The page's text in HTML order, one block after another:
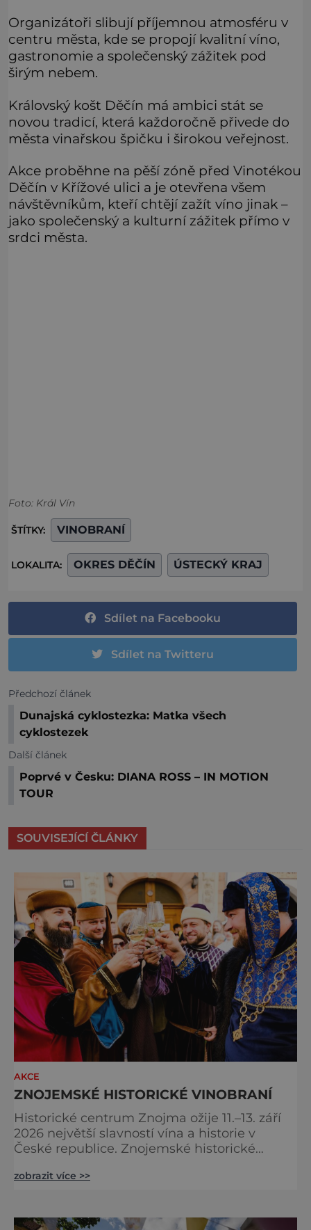
Organizátoři slibují příjemnou atmosféru v
centru města, kde se propojí kvalitní víno,
gastronomie a společenský zážitek pod
širým nebem.
Královský košt Děčín má ambici stát se
novou tradicí, která každoročně přivede do
města vinařskou špičku i širokou veřejnost.
Akce proběhne na pěší zóně před Vinotékou
Děčín v Křížové ulici a je otevřena všem
návštěvníkům, kteří chtějí zažít víno jinak –
jako společenský a kulturní zážitek přímo v
srdci města.
Foto: Král Vín
ŠTÍTKY: VINOBRANÍ
LOKALITA: OKRES DĚČÍN ÚSTECKÝ KRAJ
Sdílet na Facebooku
Sdílet na Twitteru
Předchozí článek
Dunajská cyklostezka: Matka všech
cyklostezek
Další článek
Poprvé v Česku: DIANA ROSS – IN MOTION
TOUR
SOUVISEJÍCÍ ČLÁNKY
AKCE
ZNOJEMSKÉ HISTORICKÉ VINOBRANÍ
Historické centrum Znojma ožije 11.–13. září
2026 největší slavností vína a historie v
České republice. Znojemské historické
scén, stovky programových bodů, desítky
českých interpretů. Na jeden víkend se celé
zobrazit více >>